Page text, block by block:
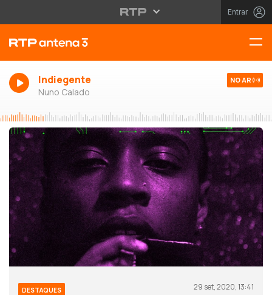
Entrar
Indiegente
Nuno Calado
NO AR
DESTAQUES 29 set, 2020, 13:41